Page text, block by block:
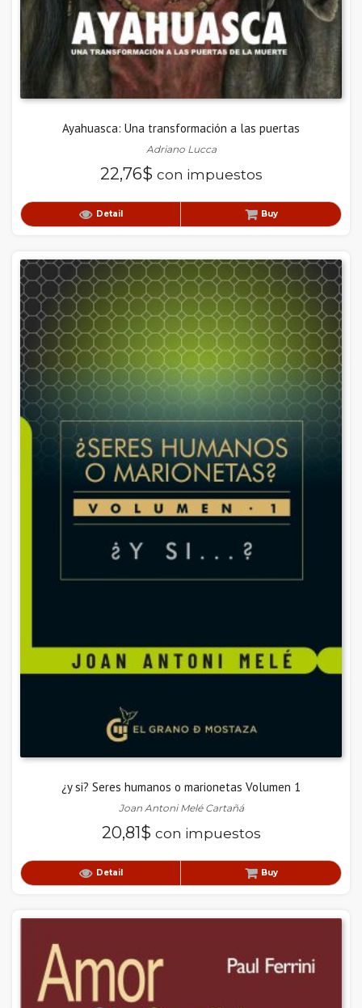
Ayahuasca: Una transformación a las puertas
Adriano Lucca
22,76$ con impuestos
Detail Buy
¿y si? Seres humanos o marionetas Volumen 1
Joan Antoni Melé Cartañá
20,81$ con impuestos
Detail Buy